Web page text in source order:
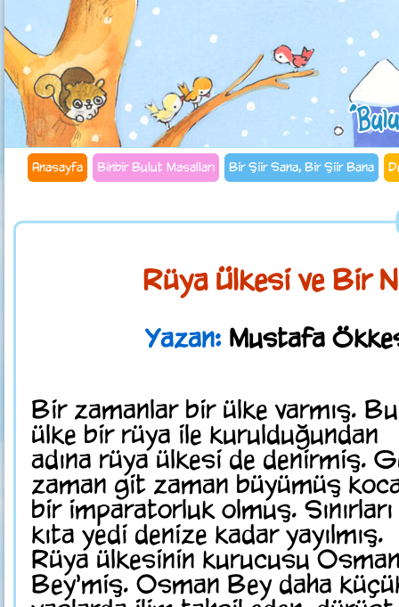
Anasayfa Binbir Bulut Masalları Bir Şiir Sana, Bir Şiir Bana
Rüya Ülkesi ve Bir
Yazan: Mustafa
Bir zamanlar bir ülke varmış. Bu
ülke bir rüya ile kurulduğundan
adına rüya ülkesi de denirmiş.
zaman git zaman büyümüş
bir imparatorluk olmuş.
kıta yedi denize kadar yayılmış.
Rüya ülkesinin kurucusu
Bey'miş. Osman Bey daha